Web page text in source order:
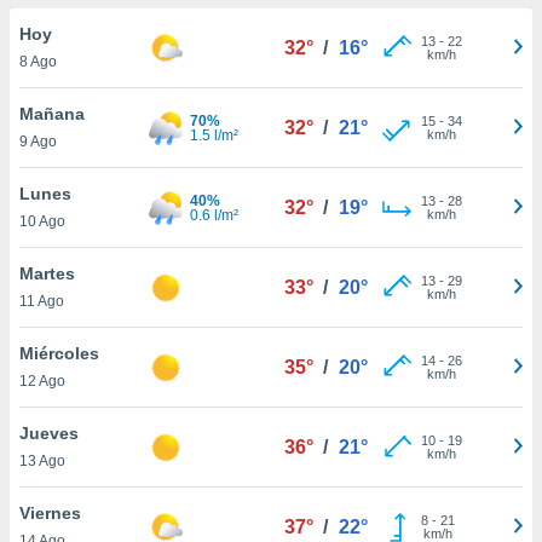
en
y
disponible
cookies
aceptar
Hoy
8 Ago
32° / 16° 13- 22
km/h
Mañana
9 Ago
70%
1.5 l/m²
32° / 21° 15- 34
km/h
Lunes
10 Ago
40%
0.6 l/m²
32° / 19° 13- 28
km/h
Martes
11 Ago
33° / 20° 13- 29
km/h
Miércoles
12 Ago
35° / 20° 14- 26
km/h
Jueves
13 Ago
36° / 21° 10- 19
km/h
Viernes
37° / 22° 8- 21
km/h